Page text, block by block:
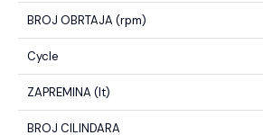
BROJ OBRTAJA (rpm)
Cycle
ZAPREMINA (lt)
BROJ CILINDARA